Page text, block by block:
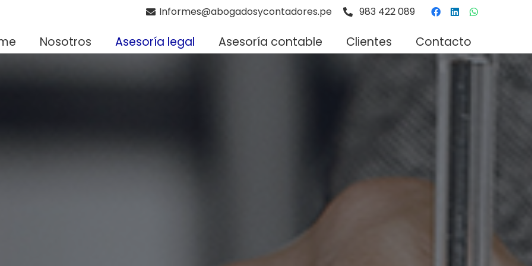
Informes@abogadosycontadores.pe 983 422 089
Nosotros Asesoría legal Asesoría contable Clientes Contacto